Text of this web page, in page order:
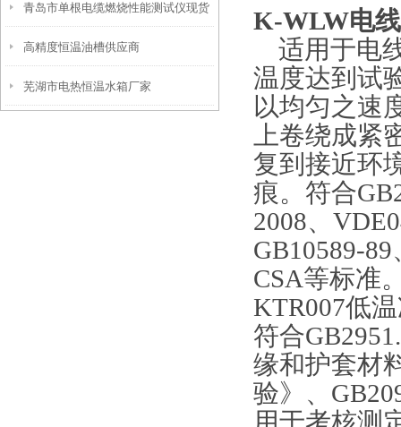
青岛市单根电缆燃烧性能测试仪现货
高精度恒温油槽供应商
芜湖市电热恒温水箱厂家
K-WLW电
适用于电
温度达到试
以均匀之速
上卷绕成
复到接近环
痕。符合
2008、
GB10589-
CSA等标准
KTR007低
符合
缘和护套材
验》、